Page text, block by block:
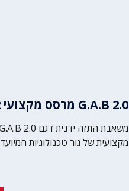
G.A.B 2.0 מרסס מקצועי 2 ליטר
מקצועית של גור טכנולוגיות